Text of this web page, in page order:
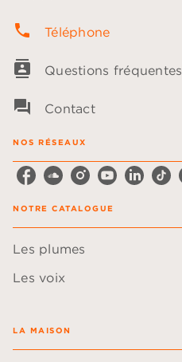
phone Téléphone
contacts Questions fréquentes
question_answer Contact
NOS RÉSEAUX
NOTRE CATALOGUE
Les plumes
Les voix
LA MAISON